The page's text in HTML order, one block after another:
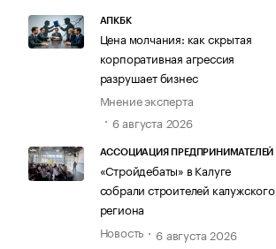
АПКБК
Цена молчания: как скрытая
корпоративная агрессия
разрушает бизнес
Мнение эксперта
6 августа 2026
АССОЦИАЦИЯ ПРЕДПРИНИМАТЕЛЕЙ
«Стройдебаты» в Калуге
собрали строителей калужского
региона
Новость
6 августа 2026